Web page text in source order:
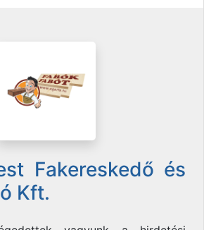
Fakereskedő és
Kft.